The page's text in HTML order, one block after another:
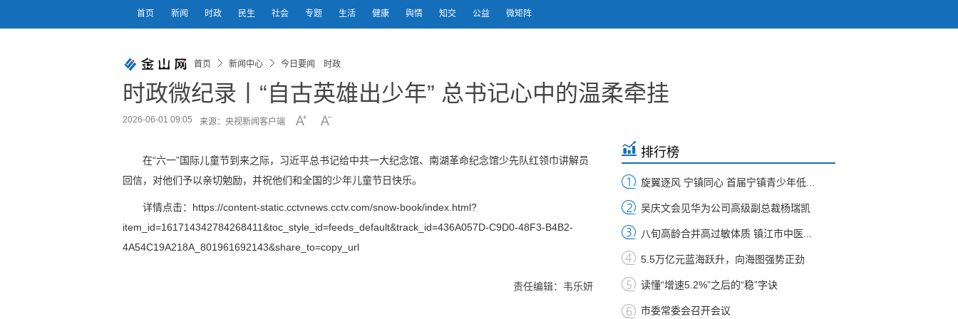
首页 新闻 时政 民生 社会 专题 生活 健康 舆情 知交 公益 微矩阵
首页 新闻中心 今日要闻 时政
时政微纪录丨“自古英雄出少年” 总书记心中的温柔牵挂
2026-06-01 09:05 来源：央视新闻客户端
在“六一”国际儿童节到来之际，习近平总书记给中共一大纪念馆、南湖革命纪念馆少先队红领巾讲解员
回信，对他们予以亲切勉励，并祝他们和全国的少年儿童节日快乐。
详情点击：https://content-static.cctvnews.cctv.com/snow-book/index.html?
item_id=161714342784268411&toc_style_id=feeds_default&track_id=436A057D-C9D0-48F3-B4B2-
4A54C19A218A_801961692143&share_to=copy_url
责任编辑：韦乐妍
排行榜
旋翼逐风 宁镇同心 首届宁镇青少年低...
吴庆文会见华为公司高级副总裁杨瑞凯
八旬高龄合并高过敏体质 镇江市中医...
5.5万亿元蓝海跃升，向海图强势正劲
读懂“增速5.2%”之后的“稳”字诀
市委常委会召开会议